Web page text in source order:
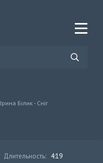
Ірина Білик - Сніг
Длительность: 4:19